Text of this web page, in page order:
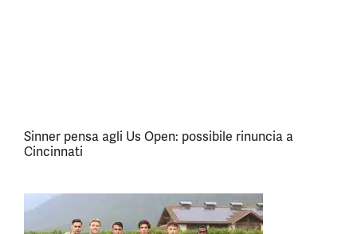
Sinner pensa agli Us Open: possibile rinuncia a
Cincinnati